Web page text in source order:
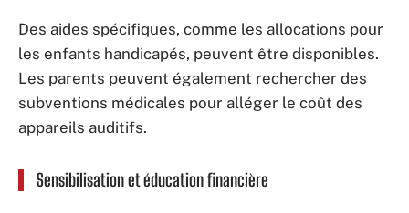
Des aides spécifiques, comme les allocations pour
les enfants handicapés, peuvent être disponibles.
Les parents peuvent également rechercher des
subventions médicales pour alléger le coût des
appareils auditifs.
Sensibilisation et éducation financière